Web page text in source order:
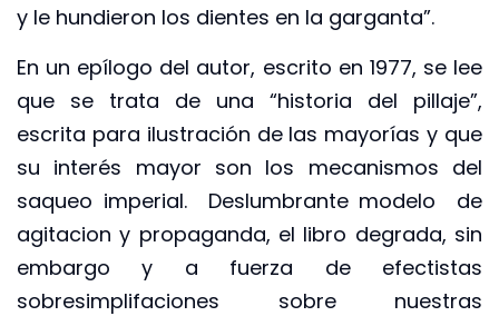
y le hundieron los dientes en la garganta”.
En un epílogo del autor, escrito en 1977, se lee
que se trata de una “historia del pillaje”,
escrita para ilustración de las mayorías y que
su interés mayor son los mecanismos del
saqueo imperial. Deslumbrante modelo de
agitacion y propaganda, el libro degrada, sin
embargo y a fuerza de efectistas
sobresimplifaciones sobre nuestras